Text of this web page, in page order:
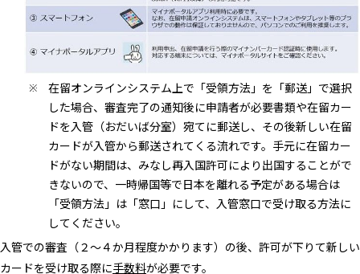
在留オンラインシステム上で「受領方法」を「郵送」で選択
した場合、審査完了の通知後に申請者が必要書類や在留カー
ドを入管（おだいば分室）宛てに郵送し、その後新しい在留
カードが入管から郵送されてくる流れです。手元に在留カー
ドがない期間は、みなし再入国許可により出国することがで
きないので、一時帰国等で日本を離れる予定がある場合は
「受領方法」は「窓口」にして、入管窓口で受け取る方法に
してください。
入管での審査（２～４か月程度かかります）の後、許可が下りて新しい
カードを受け取る際に手数料が必要です。